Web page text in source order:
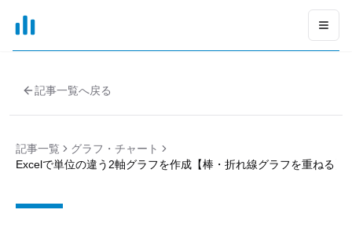
xGrapher
記事一覧へ戻る
記事一覧
グラフ・チャート
Excelで単位の違う2軸グラフを作成【棒・折れ線グラフを重ねる】